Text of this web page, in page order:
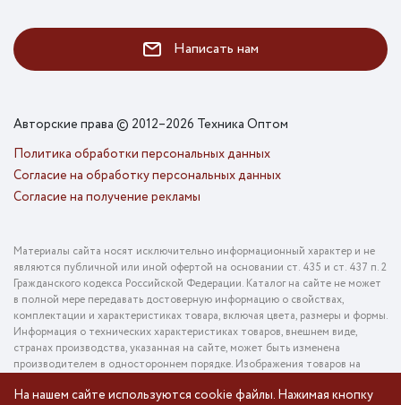
На нашем сайте используются cookie файлы. Нажимая кнопку
Написать нам
Авторские права © 2012–2026 Техника Оптом
Политика обработки персональных данных
Согласие на обработку персональных данных
Согласие на получение рекламы
Материалы сайта носят исключительно информационный характер и не
являются публичной или иной офертой на основании ст. 435 и ст. 437 п. 2
Гражданского кодекса Российской Федерации. Каталог на сайте не может
в полной мере передавать достоверную информацию о свойствах,
комплектации и характеристиках товара, включая цвета, размеры и формы.
Информация о технических характеристиках товаров, внешнем виде,
странах производства, указанная на сайте, может быть изменена
производителем в одностороннем порядке. Изображения товаров на
оригинального товара. Информация о цене товара, указанная в каталоге на